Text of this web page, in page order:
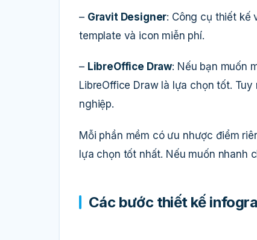
– Gravit Designer: Công cụ thiết kế
template và icon miễn phí.
– LibreOffice Draw: Nếu bạn muốn
LibreOffice Draw là lựa chọn tốt.
nghiệp.
Mỗi phần mềm có ưu nhược điểm
lựa chọn tốt nhất. Nếu muốn nhanh
Các bước thiết kế